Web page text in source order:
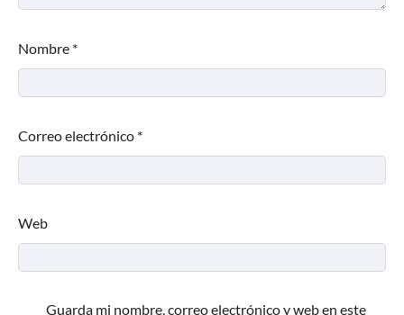
Nombre *
Correo electrónico *
Web
Guarda mi nombre, correo electrónico y web en este